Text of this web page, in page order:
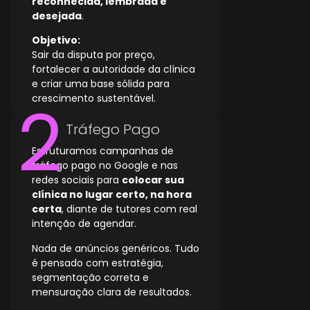
desejada.
Objetivo:
Sair da disputa por preço,
fortalecer a autoridade da clínica
e criar uma base sólida para
crescimento sustentável.
Tráfego Pago
Estruturamos campanhas de
tráfego pago no Google e nas
redes sociais para colocar sua
clínica no lugar certo, na hora
certa, diante de tutores com real
intenção de agendar.
Nada de anúncios genéricos. Tudo
é pensado com estratégia,
segmentação correta e
mensuração clara de resultados.